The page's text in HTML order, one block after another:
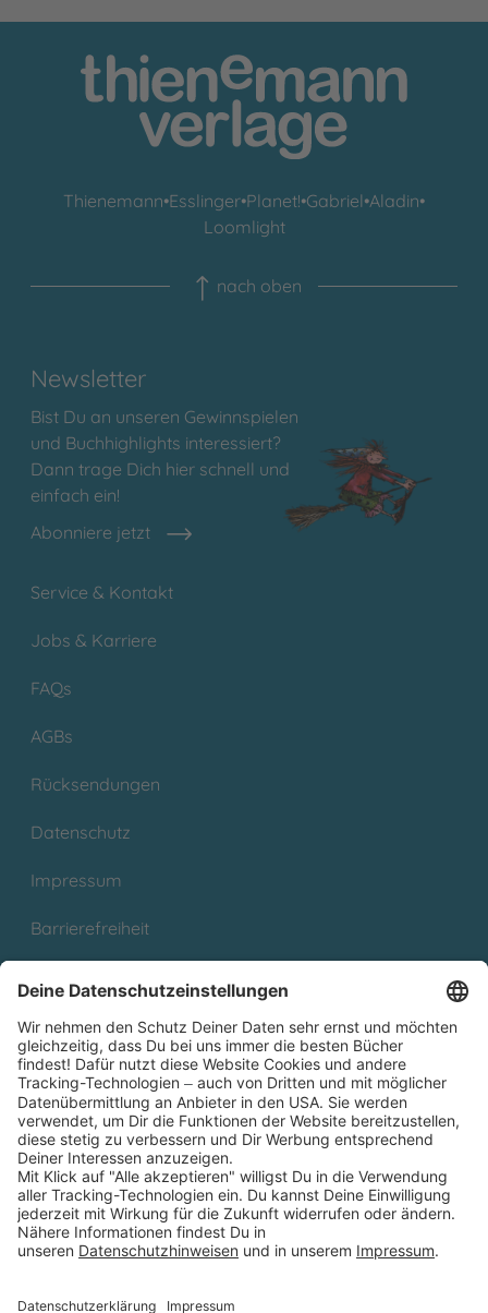
Thienemann•Esslinger•Planet!•Gabriel•Aladin•
Loomlight
nach oben
Newsletter
Bist Du an unseren Gewinnspielen
und Buchhighlights interessiert?
Dann trage Dich hier schnell und
einfach ein!
Abonniere jetzt
Service & Kontakt
Jobs & Karriere
FAQs
AGBs
Rücksendungen
Datenschutz
Impressum
Barrierefreiheit
Partnerprogramm (Affiliate)
Folge uns auf
* Versandkostenfrei ab 9,00 € Bestellwert innerhalb
Deutschlands
** Lieferzeit 1-3 Werktage innerhalb Deutschlands